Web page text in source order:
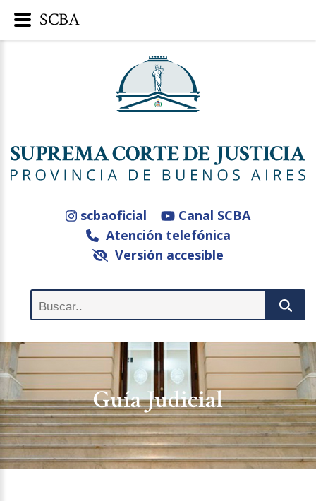
scbaoficial
Canal SCBA
Atención telefónica
Versión accesible
Guía Judicial
SCBA